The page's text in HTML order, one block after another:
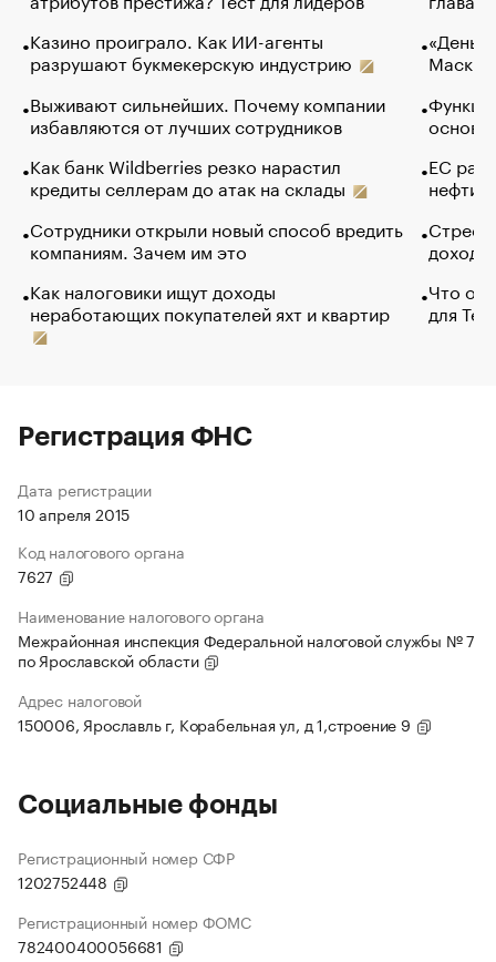
Казино проиграло. Как ИИ-агенты
разрушают букмекерскую индустрию
Выживают сильнейших. Почему компании
избавляются от лучших сотрудников
Как банк Wildberries резко нарастил
кредиты селлерам до атак на склады
Сотрудники открыли новый способ вредить
компаниям. Зачем им это
Как налоговики ищут доходы
неработающих покупателей яхт и квартир
Маск в
основ
ЕС
нефти
Что
для
Регистрация ФНС
Дата регистрации
10 апреля 2015
Код налогового органа
7627
Наименование налогового органа
Межрайонная инспекция Федеральной налоговой службы № 7
по Ярославской области
Адрес налоговой
150006, Ярославль г, Корабельная ул, д 1,строение 9
Социальные фонды
Регистрационный номер СФР
1202752448
Регистрационный номер ФОМС
782400400056681